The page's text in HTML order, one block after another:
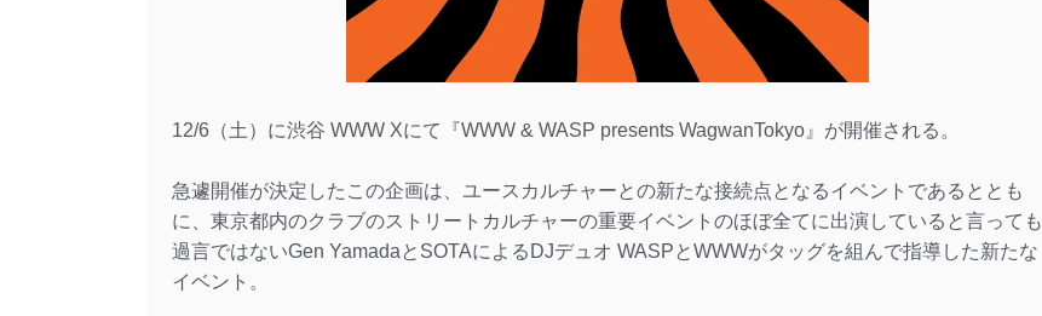
12/6（土）に渋谷 WWW Xにて『WWW & WASP presents WagwanTokyo』が開催される。
急遽開催が決定したこの企画は、ユースカルチャーとの新たな接続点となるイベントであるととも
に、東京都内のクラブのストリートカルチャーの重要イベントのほぼ全てに出演していると言っても
過言ではないGen YamadaとSOTAによるDJデュオ WASPとWWWがタッグを組んで指導した新たな
イベント。